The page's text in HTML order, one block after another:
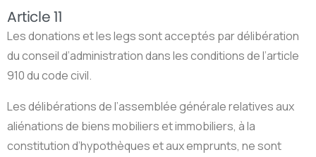
Article 11
Les donations et les legs sont acceptés par délibération
du conseil d’administration dans les conditions de l’article
910 du code civil.
Les délibérations de l’assemblée générale relatives aux
aliénations de biens mobiliers et immobiliers, à la
constitution d’hypothèques et aux emprunts, ne sont